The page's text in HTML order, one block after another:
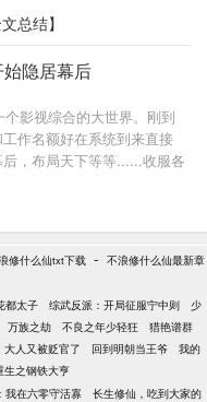
有人说，陆北辰心里始终
的案件，险象环生荆榛满
却从容冷静抽丝剥茧寻找
明些，我不想有一天亲手为
深的手不是冰的，北深的眼
着她的胸口说：“不及你这
路相逢，于他，她却是他
辰时刻会让她陷入错觉，熟
，然后她便无法呼吸。 他却
痛？” 但在某一天，有人告
，因为他，不是陆北
爱情，被爱情流放的是青
部，首部“法医”题材悬疑言
的领域。殷氏出品，全新
证。
子做出了出乎意料的事
队伍里好像有点不安
没有过去的人，失去了所
的女人一出现就要带他去
人似乎都有许多秘密。但
总结】
隐居幕后
影视综合的大世界。刚到
作名额好在系统到来直接
，布局天下等等......收服各
。（时间线上会有出入，
修什么仙txt下载 - 不浪修什么仙最新章
都太子 综武反派：开局征服宁中则
少
万族之劫 不良之年少轻狂
猎艳谱群
大人又被贬官了 回到明朝当王爷
我的
生之钢铁大亨
我在六零守活寡
长生修仙，吃到大家的